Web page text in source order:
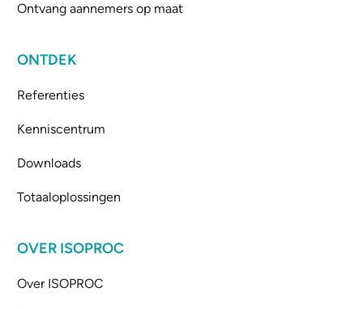
Ontvang aannemers op maat
ONTDEK
Referenties
Kenniscentrum
Downloads
Totaaloplossingen
OVER ISOPROC
Over ISOPROC